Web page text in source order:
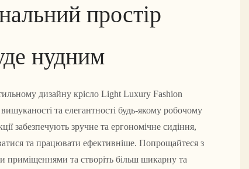
простір
нудним
дизайну крісло Light Luxury Fashion
та елегантності будь-якому робочому
забезпечують зручне та ергономічне сидіння,
та працювати ефективніше. Попрощайтеся з
та створіть більш шикарну та